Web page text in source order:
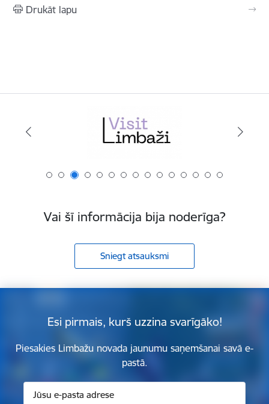
Drukāt lapu
Vai šī informācija bija noderīga?
Sniegt atsauksmi
Esi pirmais, kurš uzzina svarīgāko!
Piesakies Limbažu novada jaunumu saņemšanai savā e-
pastā.